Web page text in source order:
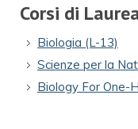
Corsi di
Biologia (L-13)
Scienze per la
Biology For One-